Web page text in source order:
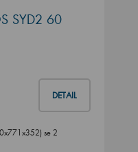
SYD2 60
DETAIL
se 2